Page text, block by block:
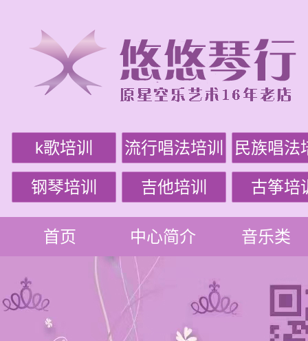
k歌培训 流行唱法培训 民族唱法
钢琴培训 吉他培训 古筝培
首页 中心简介 音乐类